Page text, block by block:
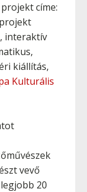
címe:
interaktív
kiállítás,
Kulturális
vevő
20